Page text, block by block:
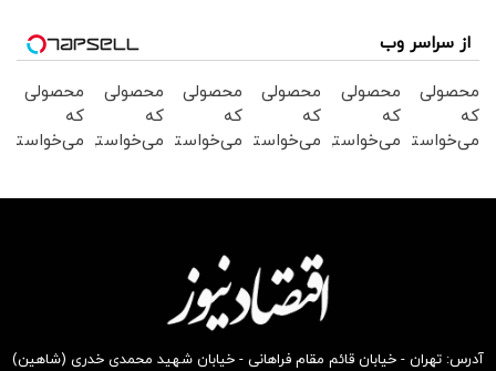
از سراسر وب
محصولی
که
می‌خواستی
محصولی
که
می‌خواستی
محصولی
که
می‌خواستی
بخر !
محصولی
که
می‌خواستی
بخر !
محصولی
که
می‌خواستی
محصولی
که
می‌خواستی
آدرس: تهران - خیابان قائم مقام فراهانی - خیابان شهید محمدی خدری (شاهین)